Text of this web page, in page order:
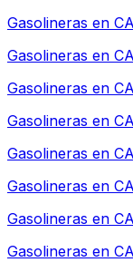
Gasolineras en
Gasolineras en
Gasolineras en
Gasolineras en
Gasolineras en
Gasolineras en
Gasolineras en
Gasolineras en